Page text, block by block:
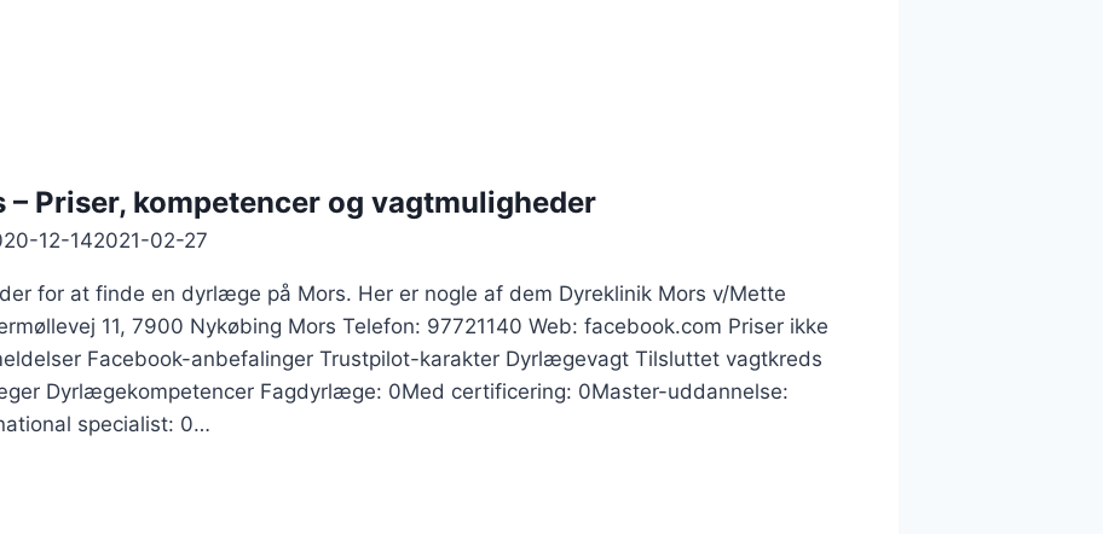
Priser, kompetencer og vagtmuligheder
12-142021-02-27
for at finde en dyrlæge på Mors. Her er nogle af dem Dyreklinik Mors v/Mette
11, 7900 Nykøbing Mors Telefon: 97721140 Web: facebook.com Priser ikke
Facebook-anbefalinger Trustpilot-karakter Dyrlægevagt Tilsluttet vagtkreds
Dyrlægekompetencer Fagdyrlæge: 0Med certificering: 0Master-uddannelse:
specialist: 0…